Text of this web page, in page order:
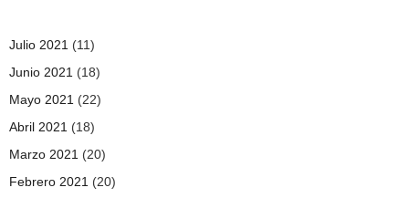
Julio 2021 (11)
Junio 2021 (18)
Mayo 2021 (22)
Abril 2021 (18)
Marzo 2021 (20)
Febrero 2021 (20)